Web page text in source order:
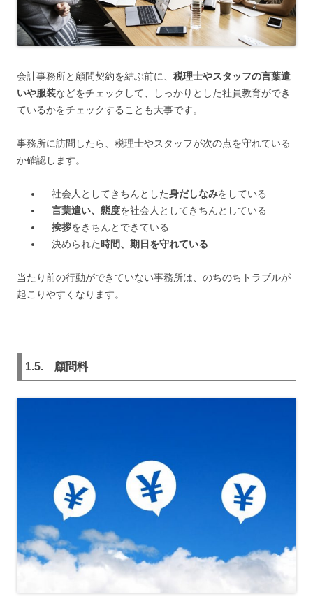
会計事務所と顧問契約を結ぶ前に、 税理士やスタッフの言葉遣
いや服装などをチェックして、しっかりとした社員教育ができ
ているかをチェックすることも大事です。
事務所に訪問したら、税理士やスタッフが次の点を守れている
か確認します。
社会人としてきちんとした身だしなみをしている
言葉遣い、態度を社会人としてきちんとしている
挨拶をきちんとできている
決められた時間、期日を守れている
当たり前の行動ができていない事務所は、のちのちトラブルが
起こりやすくなります。
1.5. 顧問料